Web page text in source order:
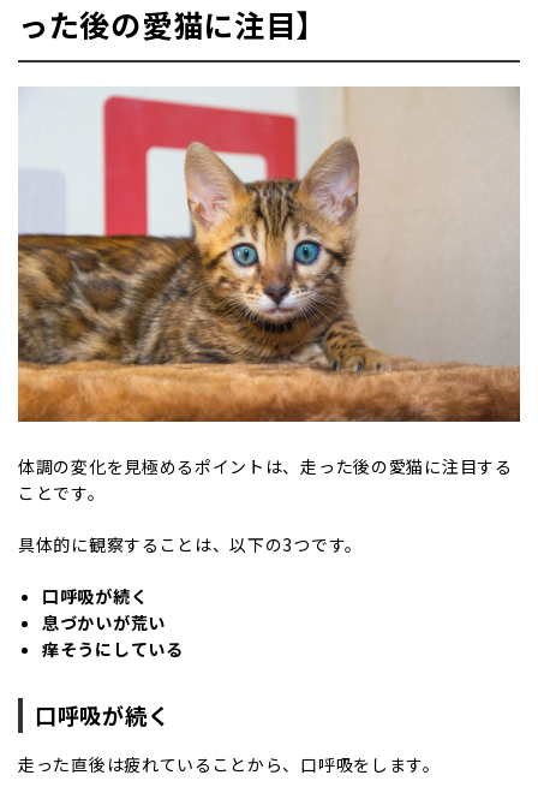
った後の愛猫に注目】
体調の変化を見極めるポイントは、走った後の愛猫に注目する
ことです。
具体的に観察することは、以下の3つです。
口呼吸が続く
息づかいが荒い
痒そうにしている
口呼吸が続く
走った直後は疲れていることから、口呼吸をします。